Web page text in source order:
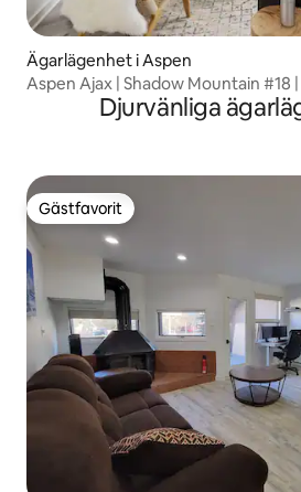
Ägarlägenhet i Aspen
Aspen Ajax | Shadow Mountain #18
Djurvänliga
Gästfavorit
Gästfavorit